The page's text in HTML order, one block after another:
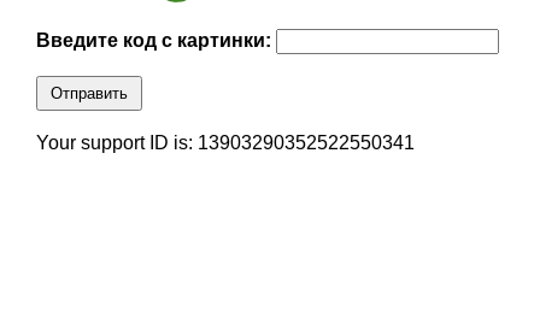
Введите код с картинки:
Отправить
Your support ID is: 13903290352522550341